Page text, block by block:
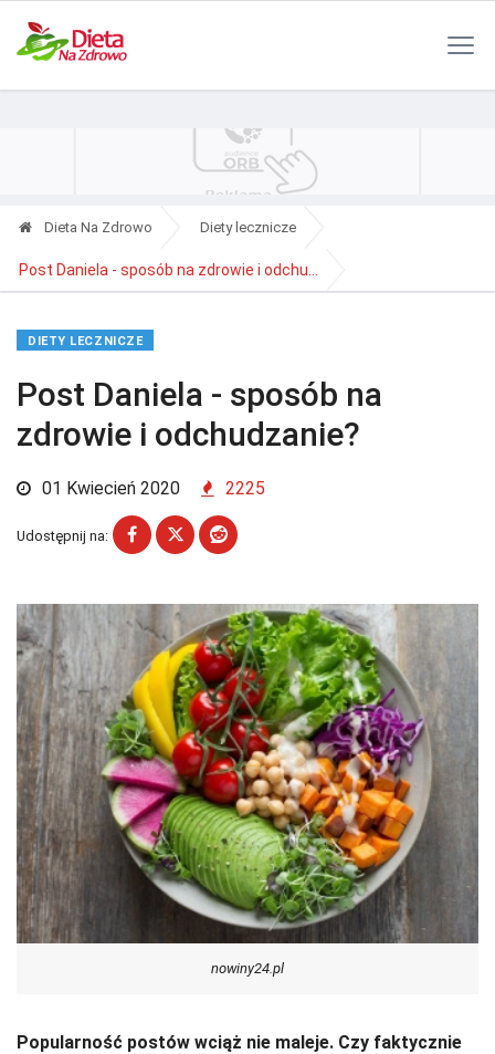
Dieta Na Zdrowo Diety lecznicze
Post Daniela - sposób na zdrowie i odchu...
DIETY LECZNICZE
Post Daniela - sposób na
zdrowie i odchudzanie?
01 Kwiecień 2020 2225
Udostępnij na:
nowiny24.pl
Popularność postów wciąż nie maleje. Czy faktycznie